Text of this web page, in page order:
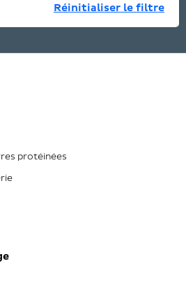
Réinitialiser le filtre
protéinées